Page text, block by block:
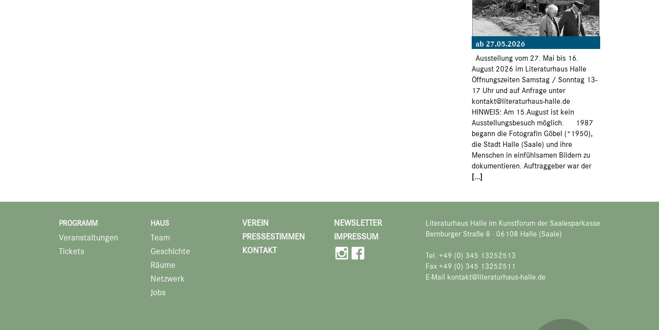
ab 27.05.2026
Ausstellung vom 27. Mai bis 16.
August 2026 im Literaturhaus Halle
Öffnungszeiten Samstag / Sonntag 13-
17 Uhr und auf Anfrage unter
kontakt@literaturhaus-halle.de
HINWEIS: Am 15.August ist kein
Ausstellungsbesuch möglich. 1987
begann die Fotografin Göbel (*1950),
die Stadt Halle (Saale) und ihre
Menschen in einfühlsamen Bildern zu
dokumentieren. Auftraggeber war der
[...]
PROGRAMM
Veranstaltungen
Tickets
HAUS
Team
Geschichte
Räume
Netzwerk
Jobs
VEREIN
PRESSESTIMMEN
KONTAKT
NEWSLETTER
IMPRESSUM
Literaturhaus Halle im Kunstforum der Saalesparkasse
Bernburger Straße 8 · 06108 Halle (Saale)
Tel. +49 (0) 345 13252513
Fax +49 (0) 345 13252511
E-Mail kontakt@literaturhaus-halle.de